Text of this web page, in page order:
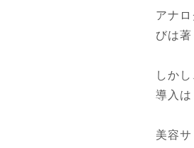
アナ
びは
しか
導入
美容